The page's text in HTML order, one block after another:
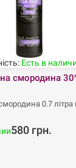
Есть в
смородина
0.7 літра
580 грн.